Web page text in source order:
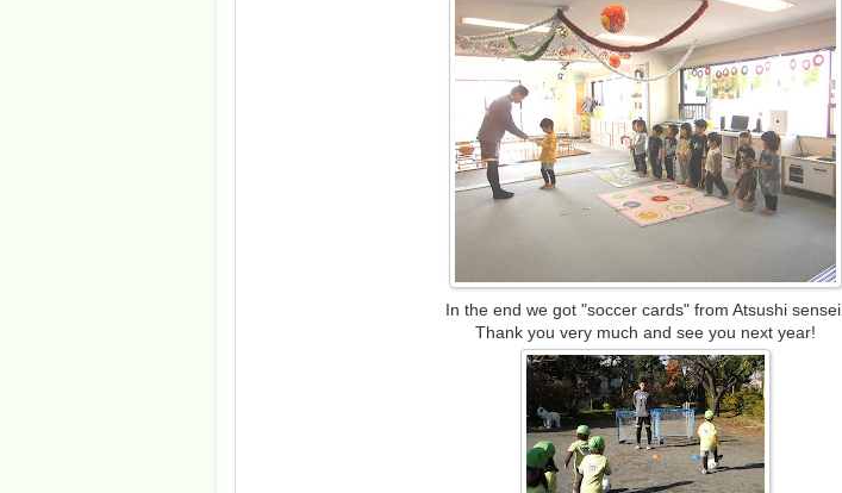
In the end we got "soccer cards" from Atsushi sensei.
Thank you very much and see you next year!